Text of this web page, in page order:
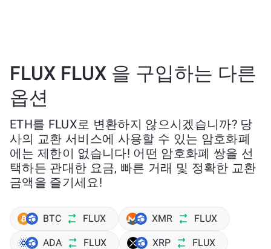
FLUX FLUX 을 구입하는 다른
옵션
ETH를 FLUX로 변환하지 않으시겠습니까? 당
사의 교환 서비스에 사용할 수 있는 암호화폐
에는 제한이 없습니다! 어떤 암호화폐 쌍을 선
택하든 관대한 요금, 빠른 거래 및 정확한 교환
금액을 즐기세요!
BTC FLUX XMR FLUX
ADA FLUX XRP FLUX